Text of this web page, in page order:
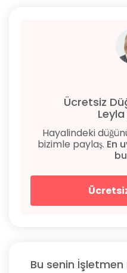
Ücretsiz
Hayalindeki
bizimle paylaş. En
Bu senin